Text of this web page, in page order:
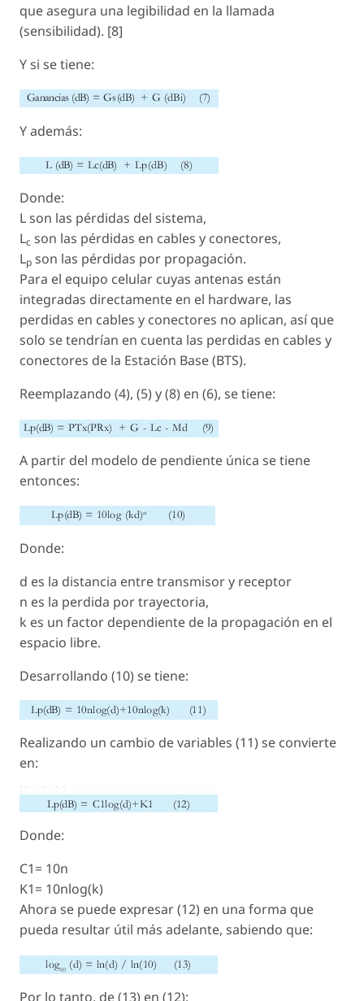
que asegura una legibilidad en la llamada
(sensibilidad). [8]
Y si se tiene:
Y además:
Donde:
L son las pérdidas del sistema,
Lc son las pérdidas en cables y conectores,
Lp son las pérdidas por propagación.
Para el equipo celular cuyas antenas están
integradas directamente en el hardware, las
perdidas en cables y conectores no aplican, así que
solo se tendrían en cuenta las perdidas en cables y
conectores de la Estación Base (BTS).
Reemplazando (4), (5) y (8) en (6), se tiene:
A partir del modelo de pendiente única se tiene
entonces:
Donde:
d es la distancia entre transmisor y receptor
n es la perdida por trayectoria,
k es un factor dependiente de la propagación en el
espacio libre.
Desarrollando (10) se tiene:
Realizando un cambio de variables (11) se convierte
en:
Donde:
C1= 10n
K1= 10nlog(k)
Ahora se puede expresar (12) en una forma que
pueda resultar útil más adelante, sabiendo que:
Por lo tanto, de (13) en (12):